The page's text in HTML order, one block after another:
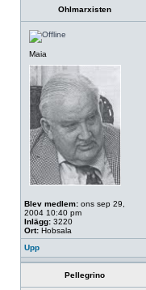
Ohlmarxisten
Maia
Blev medlem: ons sep 29,
2004 10:40 pm
Inlägg: 3220
Ort: Hobsala
Upp
Pellegrino